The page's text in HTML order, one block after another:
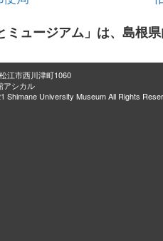
ミュージアム」は、島根
江市西川津町1060
アシカル
Shimane University Museum All Rights